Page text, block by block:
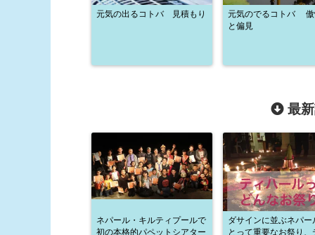
元気の出るコトバ 見積もり
元気のでるコトバ 傲
と偏見
最
ネパール・キルティプールで
初の本格的パペットシアター
ダサインに並ぶネパー
とって重要なお祭り、